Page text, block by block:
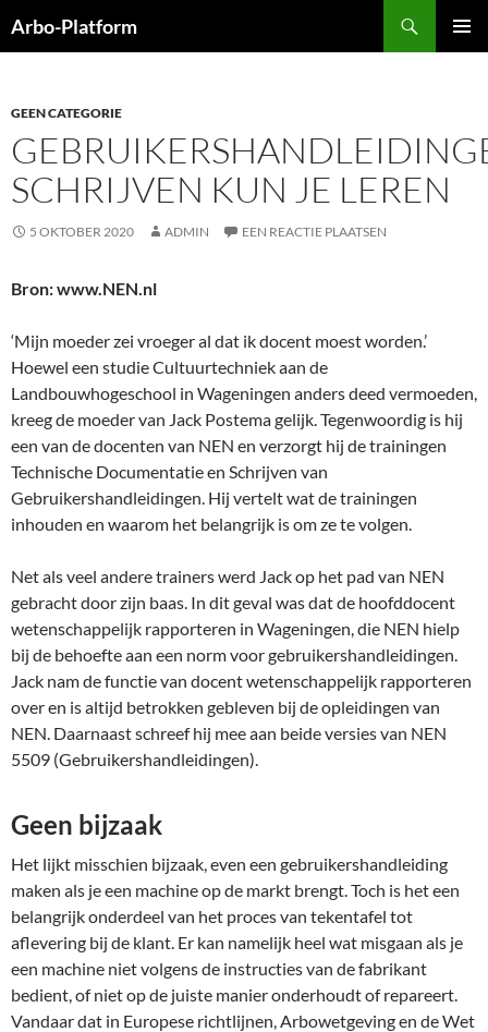
naar
Arbo-Platform
GEEN CATEGORIE
SCHRIJVEN KUN JE LEREN
5 OKTOBER 2020 ADMIN EEN REACTIE PLAATSEN
Bron: www.NEN.nl
‘Mijn moeder zei vroeger al dat ik docent moest worden.’
Hoewel een studie Cultuurtechniek aan de
Landbouwhogeschool in Wageningen anders deed vermoeden,
kreeg de moeder van Jack Postema gelijk. Tegenwoordig is hij
een van de docenten van NEN en verzorgt hij de trainingen
Technische Documentatie en Schrijven van
Gebruikershandleidingen. Hij vertelt wat de trainingen
inhouden en waarom het belangrijk is om ze te volgen.
Net als veel andere trainers werd Jack op het pad van NEN
gebracht door zijn baas. In dit geval was dat de hoofddocent
wetenschappelijk rapporteren in Wageningen, die NEN hielp
bij de behoefte aan een norm voor gebruikershandleidingen.
Jack nam de functie van docent wetenschappelijk rapporteren
over en is altijd betrokken gebleven bij de opleidingen van
NEN. Daarnaast schreef hij mee aan beide versies van NEN
5509 (Gebruikershandleidingen).
Geen bijzaak
Het lijkt misschien bijzaak, even een gebruikershandleiding
maken als je een machine op de markt brengt. Toch is het een
belangrijk onderdeel van het proces van tekentafel tot
aflevering bij de klant. Er kan namelijk heel wat misgaan als je
een machine niet volgens de instructies van de fabrikant
bedient, of niet op de juiste manier onderhoudt of repareert.
Vandaar dat in Europese richtlijnen, Arbowetgeving en de Wet